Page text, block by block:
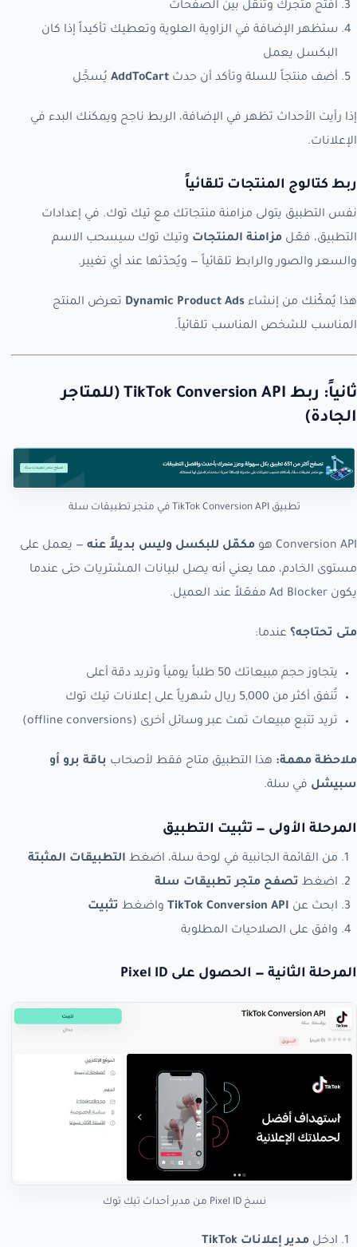
افتح متجرك وتنقّل بين الصفحات
ستظهر الإضافة في الزاوية العلوية وتعطيك تأكيداً إذا كان
البكسل يعمل
أضف منتجاً للسلة وتأكد أن حدث AddToCart يُسجَّل
إذا رأيت الأحداث تظهر في الإضافة، الربط ناجح ويمكنك البدء في
الإعلانات.
ربط كتالوج المنتجات تلقائياً
نفس التطبيق يتولى مزامنة منتجاتك مع تيك توك. في إعدادات
التطبيق، فعّل مزامنة المنتجات وتيك توك سيسحب الاسم
والسعر والصور والرابط تلقائياً — ويُحدّثها عند أي تغيير.
هذا يُمكّنك من إنشاء Dynamic Product Ads تعرض المنتج
المناسب للشخص المناسب تلقائياً.
ثانياً: ربط TikTok Conversion API (للمتاجر
الجادة)
تطبيق TikTok Conversion API في متجر تطبيقات سلة
Conversion API هو مكمّل للبكسل وليس بديلاً عنه — يعمل على
مستوى الخادم، مما يعني أنه يصل لبيانات المشتريات حتى عندما
يكون Ad Blocker مفعّلاً عند العميل.
متى تحتاجه؟ عندما:
يتجاوز حجم مبيعاتك 50 طلباً يومياً وتريد دقة أعلى
تُنفق أكثر من 5,000 ريال شهرياً على إعلانات تيك توك
تريد تتبع مبيعات تمت عبر وسائل أخرى (offline conversions)
ملاحظة مهمة: هذا التطبيق متاح فقط لأصحاب باقة برو أو
سبيشل في سلة.
المرحلة الأولى — تثبيت التطبيق
من القائمة الجانبية في لوحة سلة، اضغط التطبيقات المثبتة
اضغط تصفح متجر تطبيقات سلة
ابحث عن TikTok Conversion API واضغط تثبيت
وافق على الصلاحيات المطلوبة
المرحلة الثانية — الحصول على Pixel ID
نسخ Pixel ID من مدير أحداث تيك توك
ادخل مدير إعلانات TikTok